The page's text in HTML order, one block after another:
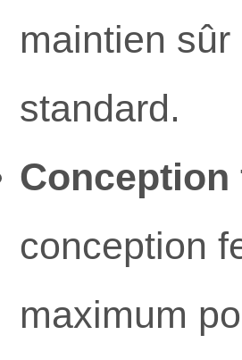
maintien
standard.
conception
maximum